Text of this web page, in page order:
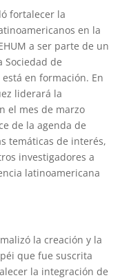
fortalecer la
en la
a ser parte de un
de
en formación. En
liderará la
el mes de marzo
de la agenda de
temáticas de interés,
investigadores a
latinoamericana
la creación y la
que fue suscrita
la integración de